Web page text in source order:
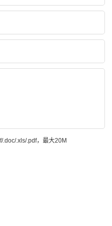
.doc/.xls/.pdf，最大20M